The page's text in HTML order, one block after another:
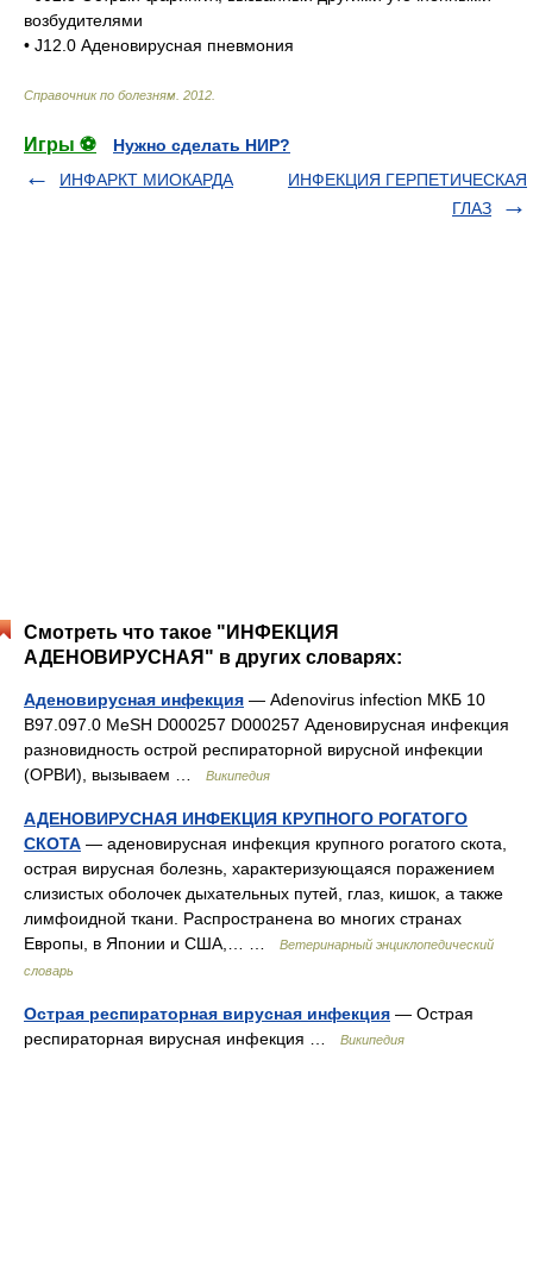
возбудителями
• J12.0 Аденовирусная пневмония
Справочник по болезням 2012
Игры ⚽
Нужно сделать НИР?
ИНФАРКТ МИОКАРДА
ИНФЕКЦИЯ ГЕРПЕТИЧЕСКАЯ
ГЛАЗ
Смотреть что такое "ИНФЕКЦИЯ
АДЕНОВИРУСНАЯ" в других словарях:
Аденовирусная инфекция — Adenovirus infection МКБ 10
B97.097.0 MeSH D000257 D000257 Аденовирусная инфекция
разновидность острой респираторной вирусной инфекции
(ОРВИ), вызываем …
Википедия
АДЕНОВИРУСНАЯ ИНФЕКЦИЯ КРУПНОГО РОГАТОГО
СКОТА — аденовирусная инфекция крупного рогатого скота,
острая вирусная болезнь, характеризующаяся поражением
слизистых оболочек дыхательных путей, глаз, кишок, а также
лимфоидной ткани. Распространена во многих странах
Европы, в Японии и США,… …
Ветеринарный энциклопедический
словарь
Острая респираторная вирусная инфекция — Острая
респираторная вирусная инфекция …
Википедия